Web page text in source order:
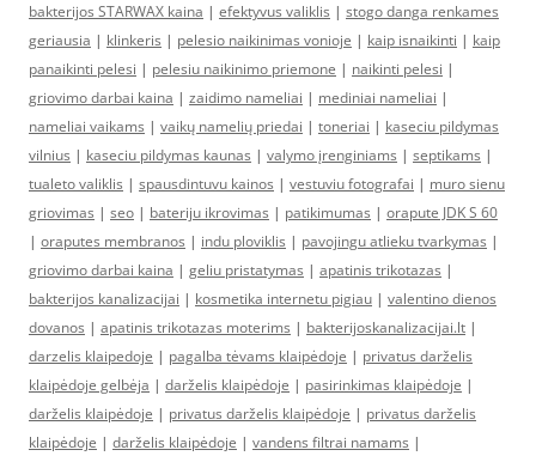
bakterijos STARWAX kaina | efektyvus valiklis | stogo danga renkames
geriausia | klinkeris | pelesio naikinimas vonioje | kaip isnaikinti | kaip
panaikinti pelesi | pelesiu naikinimo priemone | naikinti pelesi |
griovimo darbai kaina | zaidimo nameliai | mediniai nameliai |
nameliai vaikams | vaikų namelių priedai | toneriai | kaseciu pildymas
vilnius | kaseciu pildymas kaunas | valymo įrenginiams | septikams |
tualeto valiklis | spausdintuvu kainos | vestuviu fotografai | muro sienu
griovimas | seo | bateriju ikrovimas | patikimumas | orapute JDK S 60
| oraputes membranos | indu ploviklis | pavojingu atlieku tvarkymas |
griovimo darbai kaina | geliu pristatymas | apatinis trikotazas |
bakterijos kanalizacijai | kosmetika internetu pigiau | valentino dienos
dovanos | apatinis trikotazas moterims | bakterijoskanalizacijai.lt |
darzelis klaipedoje | pagalba tėvams klaipėdoje | privatus darželis
klaipėdoje gelbėja | darželis klaipėdoje | pasirinkimas klaipėdoje |
darželis klaipėdoje | privatus darželis klaipėdoje | privatus darželis
klaipėdoje | darželis klaipėdoje | vandens filtrai namams |